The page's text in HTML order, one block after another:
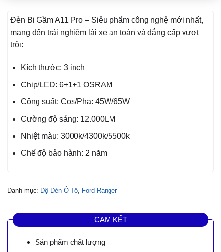
Đèn Bi Gầm A11 Pro – Siêu phẩm công nghệ mới nhất,
mang đến trải nghiệm lái xe an toàn và đẳng cấp vượt
trội:
Kích thước: 3 inch
Chip/LED: 6+1+1 OSRAM
Công suất: Cos/Pha: 45W/65W
Cường độ sáng: 12.000LM
Nhiệt màu: 3000k/4300k/5500k
Chế độ bảo hành: 2 năm
Danh mục: Độ Đèn Ô Tô Ford Ranger
CAM KẾT
Sản phẩm chất lượng